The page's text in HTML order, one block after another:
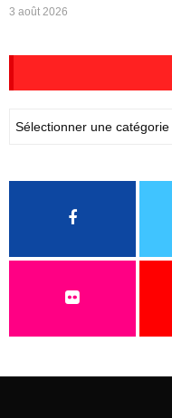
3 août 2026